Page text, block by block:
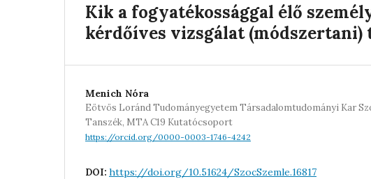
Kik a fogyatékossággal élő
kérdőíves vizsgálat (módszertani)
Menich Nóra
Eötvös Loránd Tudományegyetem Társadalomtudományi Kar
Tanszék, MTA C19 Kutatócsoport
https://orcid.org/0000-0003-1746-4242
DOI: https://doi.org/10.51624/SzocSzemle.16817